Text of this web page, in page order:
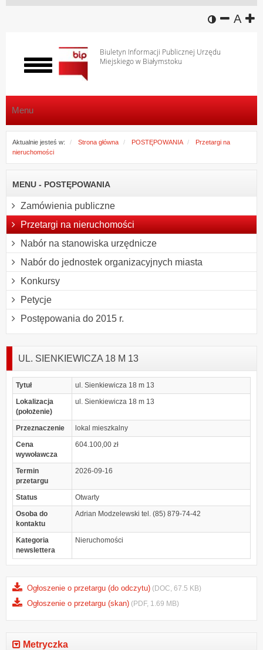
wersja
A
Biuletyn Informacji Publicznej Urzędu
Miejskiego w Białymstoku
Włącz
menu
Menu
Aktualnie jesteś w: Strona główna POSTĘPOWANIA
Przetargi na
nieruchomości
MENU - POSTĘPOWANIA
Zamówienia publiczne
Przetargi na nieruchomości
Nabór na stanowiska urzędnicze
Nabór do jednostek organizacyjnych miasta
Konkursy
Petycje
Postępowania do 2015 r.
UL. SIENKIEWICZA 18 M 13
Tytuł
ul. Sienkiewicza 18 m 13
Lokalizacja
(położenie)
ul. Sienkiewicza 18 m 13
Przeznaczenie
lokal mieszkalny
Cena
wywoławcza
604.100,00 zł
Termin
przetargu
2026-09-16
Status
Otwarty
Osoba do
kontaktu
Adrian Modzelewski tel. (85) 879-74-42
Kategoria
newslettera
Nieruchomości
Ogłoszenie o przetargu (do odczytu) (DOC, 67.5 KB)
Ogłoszenie o przetargu (skan) (PDF, 1.69 MB)
Metryczka